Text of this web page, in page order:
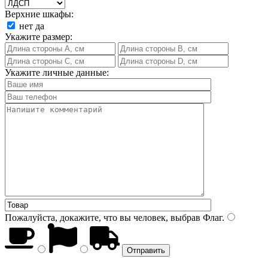
Верхние шкафы:
нет да
Укажите размер:
Укажите личные данные:
Пожалуйста, докажите, что вы человек, выбрав Флаг.